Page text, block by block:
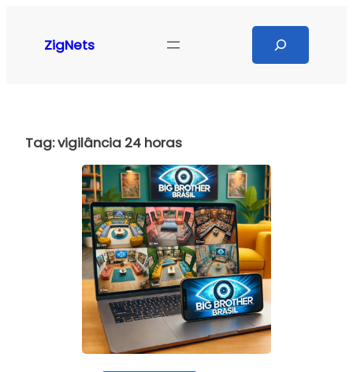
ZigNets
Tag:vigilância 24 horas